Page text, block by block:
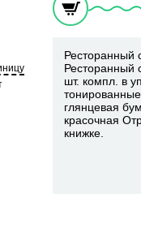
Ресторанный
Ресторанный
шт. компл. в
глянцевая
красочная
книжке.